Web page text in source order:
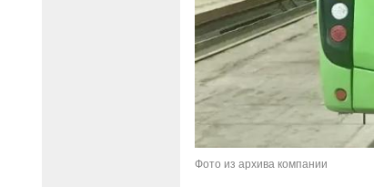
Фото из архива компании